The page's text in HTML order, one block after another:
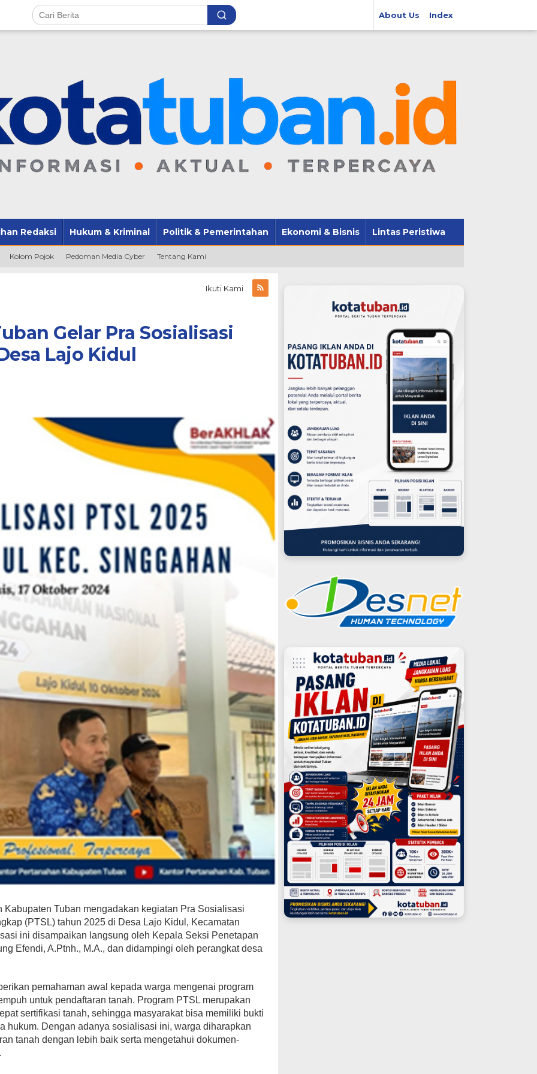
About Us Index
Redaksi Hukum & Kriminal Politik & Pemerintahan Ekonomi & Bisnis Lintas Peristiwa
Kolom Pojok Pedoman Media Cyber Tentang Kami
Ikuti Kami
Gelar Pra Sosialisasi
Lajo Kidul
Kabupaten Tuban mengadakan kegiatan Pra Sosialisasi
(PTSL) tahun 2025 di Desa Lajo Kidul, Kecamatan
ini disampaikan langsung oleh Kepala Seksi Penetapan
Efendi, A.Ptnh., M.A., dan didampingi oleh perangkat desa
pemahaman awal kepada warga mengenai program
untuk pendaftaran tanah. Program PTSL merupakan
sertifikasi tanah, sehingga masyarakat bisa memiliki bukti
hukum. Dengan adanya sosialisasi ini, warga diharapkan
tanah dengan lebih baik serta mengetahui dokumen-